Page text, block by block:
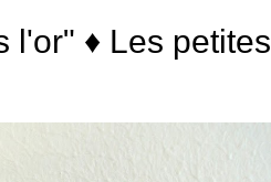
l'or" ♦ Les petites